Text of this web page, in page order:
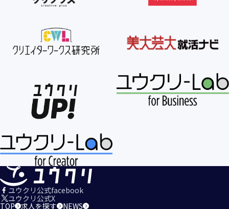
当社は、個人情報を次の利用目的の範囲内で利用すること
第１項及びJISQ15001:2017の附属書A.3.4.2.4に基づき公表し
＜個人情報の利用目的＞
１．当社のサービスを提供するため
２．当社のサービスを安心・安全にご利用いただける環境整
備のため
３．当社のサービスの運営・管理のため
４．当社のサービスに関するご案内、お問い合せ等への対応
５．当社、その他当社のサービスについての調査・データ集
積、改善、研究開発のため
６．当社がおすすめする商品・サービスなどのご案内を送
信・送付するため
７．当社とお客様の間での必要な連絡を行うため
８．当社のサービスに関する当社の規約、ポリシー等（以下
「規約等」といいます。）に違反する行為に対する対応のた
ユウクリ公式facebook
ユウクリ公式X
TOP 求人を探す NEWS